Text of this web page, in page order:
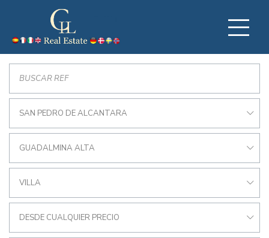
SAN PEDRO DE ALCANTARA
GUADALMINA ALTA
VILLA
DESDE CUALQUIER PRECIO